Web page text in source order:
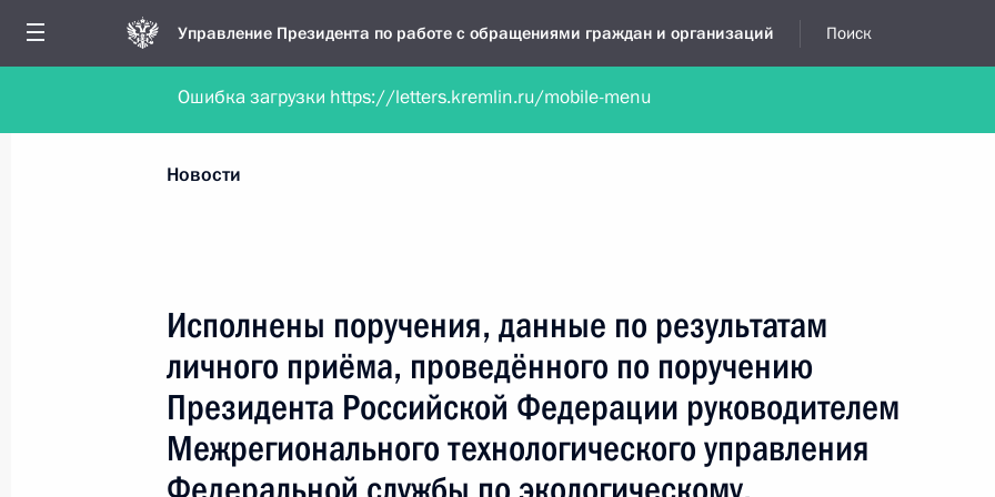
Управление Президента по работе с обращениями граждан и организаций Поиск
Обратиться в форме электронного документа Обратиться в устной форме
Все новости
Все руководители, регионы, города и темы
Новости
Исполнены поручения, данные по результатам
личного приёма, проведённого по поручению
Президента Российской Федерации руководителем
Межрегионального технологического управления
Ошибка загрузки https://letters.kremlin.ru/mobile-menu